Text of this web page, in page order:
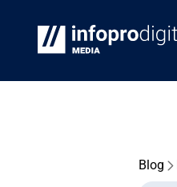
Blog